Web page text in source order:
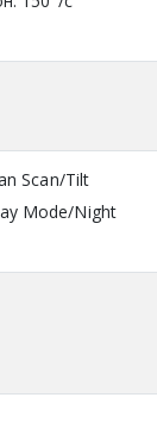
Scan/Tilt
Mode/Night